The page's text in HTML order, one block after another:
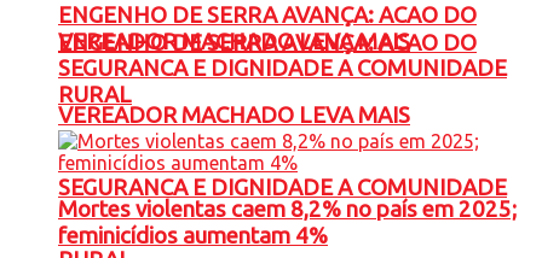
ENGENHO DE SERRA AVANÇA: ACAO DO
VEREADOR MACHADO LEVA MAIS
SEGURANCA E DIGNIDADE A COMUNIDADE
ENGENHO DE SERRA AVANÇA: ACAO DO
VEREADOR MACHADO LEVA MAIS
SEGURANCA E DIGNIDADE A COMUNIDADE
RURAL
Mortes violentas caem 8,2% no país em 2025;
feminicídios aumentam 4%